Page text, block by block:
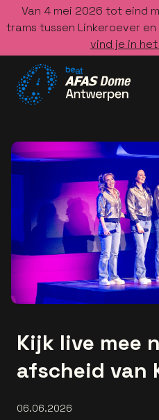
Van 4 mei 2026 tot eind
trams tussen Linkeroever
vind je in
Kijk live mee
afscheid van
06.06.2026